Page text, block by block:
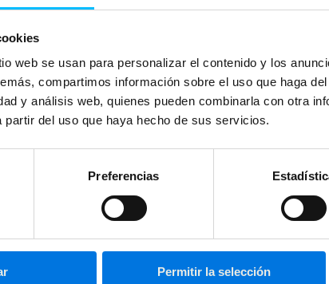
web se usan para personalizar el contenido y los
compartimos información sobre el uso que haga
y análisis web, quienes pueden combinarla con otra
partir del uso que haya hecho de sus servicios.
Preferencias
Permitir la selección
, con el formato y resolución óptima para este tipo de
vídeo a la duración o formato requerido.
herramienta de gran utilidad para Account Managers y
vídeos al formato Bumper.
Transforma de manera
para Bumper Ads.
funciona
por la herramienta será adecuado y contendrá el mensaje
machine learning
, Bumper Machine identificará todos
y se transmita el mensaje con todo el sentido y fuerza del
técnico, sino también a nivel estratégico: